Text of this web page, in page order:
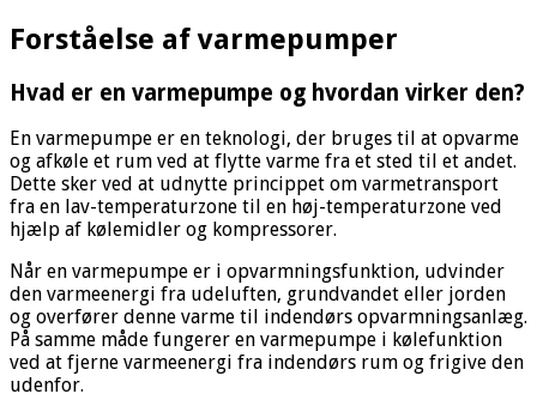
Forståelse af varmepumper
Hvad er en varmepumpe og hvordan virker den?
En varmepumpe er en teknologi, der bruges til at opvarme
og afkøle et rum ved at flytte varme fra et sted til et andet.
Dette sker ved at udnytte princippet om varmetransport
fra en lav-temperaturzone til en høj-temperaturzone ved
hjælp af kølemidler og kompressorer.
Når en varmepumpe er i opvarmningsfunktion, udvinder
den varmeenergi fra udeluften, grundvandet eller jorden
og overfører denne varme til indendørs opvarmningsanlæg.
På samme måde fungerer en varmepumpe i kølefunktion
ved at fjerne varmeenergi fra indendørs rum og frigive den
udenfor.